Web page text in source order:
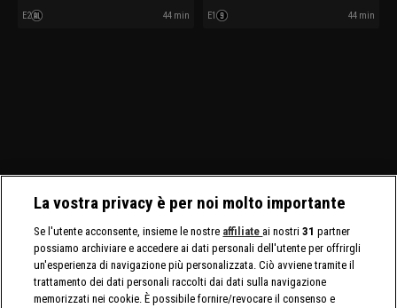
saccheggiato la concessione dei
Bushmen.
E2 44 min
lo hanno quasi ucciso.
E1 44 min
La vostra privacy è per noi molto importante
Se l'utente acconsente, insieme le nostre affiliate ai nostri31 partner
possiamo archiviare e accedere ai dati personali dell'utente per offrirgli
un'esperienza di navigazione più personalizzata. Ciò avviene tramite il
trattamento dei dati personali raccolti dai dati sulla navigazione
memorizzati nei cookie. È possibile fornire/revocare il consenso e